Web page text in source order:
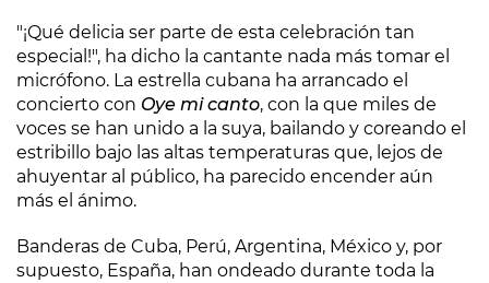
"¡Qué delicia ser parte de esta celebración tan
especial!", ha dicho la cantante nada más tomar el
micrófono. La estrella cubana ha arrancado el
concierto con Oye mi canto, con la que miles de
voces se han unido a la suya, bailando y coreando el
estribillo bajo las altas temperaturas que, lejos de
ahuyentar al público, ha parecido encender aún
más el ánimo.
Banderas de Cuba, Perú, Argentina, México y, por
supuesto, España, han ondeado durante toda la